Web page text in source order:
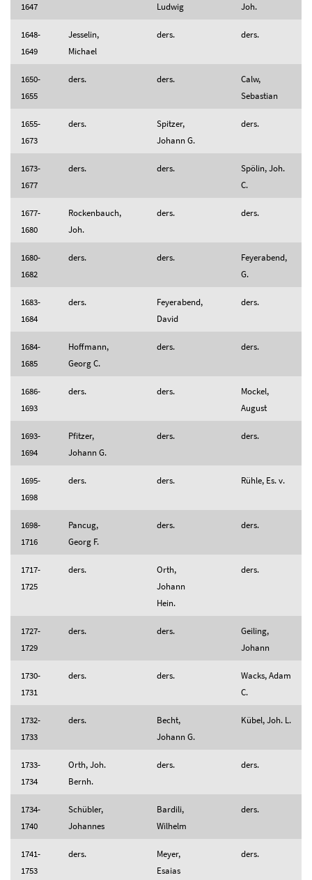
1647
Ludwig
Joh.
1648-
1649
Jesselin,
Michael
ders. ders.
1650-
1655
ders. ders.
Calw,
Sebastian
1655-
1673
ders.
Spitzer,
Johann G.
ders.
1673-
1677
ders. ders.
Spölin, Joh.
C.
1677-
1680
Rockenbauch,
Joh.
ders. ders.
1680-
1682
ders. ders.
Feyerabend,
G.
1683-
1684
ders.
Feyerabend,
David
ders.
1684-
1685
Hoffmann,
Georg C.
ders. ders.
1686-
1693
ders. ders.
Mockel,
August
1693-
1694
Pfitzer,
Johann G.
ders. ders.
1695-
1698
ders. ders. Rühle, Es. v.
1698-
1716
Pancug,
Georg F.
ders. ders.
1717-
1725
ders.
Orth,
Johann
Hein.
ders.
1727-
1729
ders. ders.
Geiling,
Johann
1730-
1731
ders. ders.
Wacks, Adam
C.
1732-
1733
ders.
Becht,
Johann G.
Kübel, Joh. L.
1733-
1734
Orth, Joh.
Bernh.
ders. ders.
1734-
1740
Schübler,
Johannes
Bardili,
Wilhelm
ders.
1741-
1753
ders.
Meyer,
Esaias
ders.